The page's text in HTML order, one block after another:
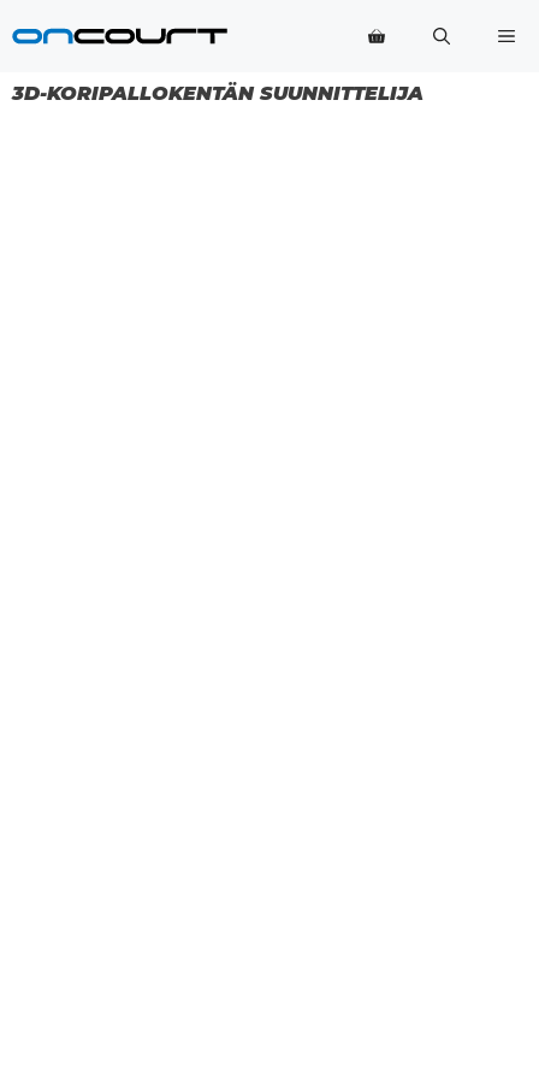
sisältöön
3D-KORIPALLOKENTÄN SUUNNITTELIJA